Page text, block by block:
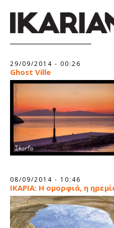
29/09/2014 - 00:26
Ghost Ville
08/09/2014 - 10:46
ΙΚΑΡΙΑ: Η ομορφιά, η